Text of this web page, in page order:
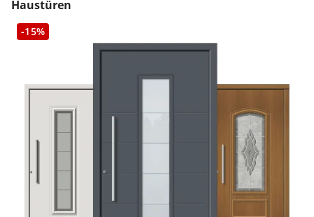
Haustüren
-15%